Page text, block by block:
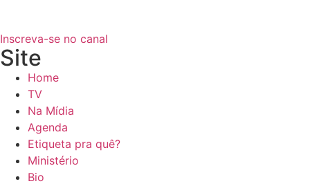
Inscreva-se no canal
Site
Home
TV
Na Mídia
Agenda
Etiqueta pra quê?
Ministério
Bio